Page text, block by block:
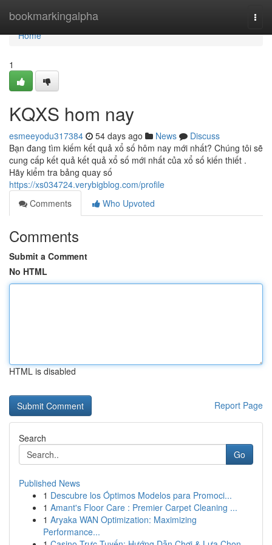
bookmarkingalpha
Home
Home
1
KQXS hom nay
esmeeyodu317384 54 days ago News
Discuss
Bạn đang tìm kiếm kết quả xổ số hôm nay mới nhất? Chúng tôi sẽ
cung cấp kết quả kết quả xổ số mới nhất của xổ số kiến thiết .
Hãy kiểm tra bảng quay số
https://xs034724.verybigblog.com/profile
Comments
Who Upvoted
Comments
Submit a Comment
No HTML
HTML is disabled
Report Page
Search
Go
Published News
1 Descubre los Óptimos Modelos para Promoci...
1 Amant's Floor Care : Premier Carpet Cleaning ...
1 Aryaka WAN Optimization: Maximizing
Performance...